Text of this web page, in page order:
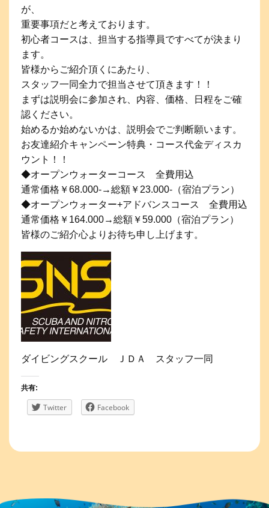
が、
重要事項だと考えております。
初心者コースは、担当する指導員ですべてが決まり
ます。
皆様からご紹介頂くにあたり、
スタッフ一同全力で担当させて頂きます！！
まずは説明会に参加され、内容、価格、日程をご確
認ください。
始めるか始めないかは、説明会でご判断願います。
お友達紹介キャンペーン特典・コース代金ディスカ
ウント！！
◆オープンウォーターコース 全費用込
通常価格￥68.000-→総額￥23.000-（宿泊プラン）
◆オープンウォーター+アドバンスコース 全費用込
通常価格￥164.000→総額￥59.000（宿泊プラン）
皆様のご紹介心よりお待ち申し上げます。
ダイビングスクール ＪＤＡ スタッフ一同
共有:
Twitter Facebook